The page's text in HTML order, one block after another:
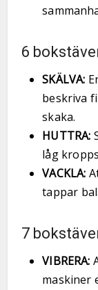
6
SKÄLVA:
beskriva
skaka.
HUTTRA:
låg
VACKLA:
tappar
7
VIBRERA:
maskiner